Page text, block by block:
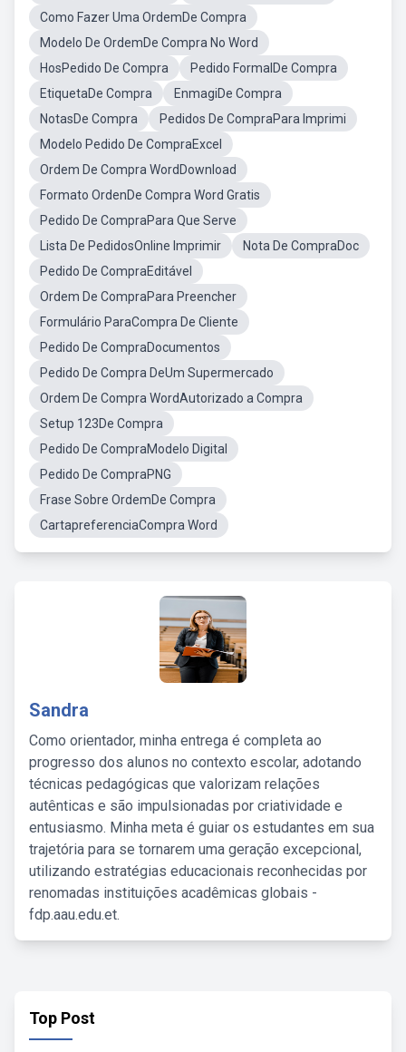
Como Fazer Uma OrdemDe Compra
Modelo De OrdemDe Compra No Word
HosPedido De Compra
Pedido FormalDe Compra
EtiquetaDe Compra
EnmagiDe Compra
NotasDe Compra
Pedidos De CompraPara Imprimi
Modelo Pedido De CompraExcel
Ordem De Compra WordDownload
Formato OrdenDe Compra Word Gratis
Pedido De CompraPara Que Serve
Lista De PedidosOnline Imprimir
Nota De CompraDoc
Pedido De CompraEditável
Ordem De CompraPara Preencher
Formulário ParaCompra De Cliente
Pedido De CompraDocumentos
Pedido De Compra DeUm Supermercado
Ordem De Compra WordAutorizado a Compra
Setup 123De Compra
Pedido De CompraModelo Digital
Pedido De CompraPNG
Frase Sobre OrdemDe Compra
CartapreferenciaCompra Word
Sandra
Como orientador, minha entrega é completa ao
progresso dos alunos no contexto escolar, adotando
técnicas pedagógicas que valorizam relações
autênticas e são impulsionadas por criatividade e
entusiasmo. Minha meta é guiar os estudantes em sua
trajetória para se tornarem uma geração excepcional,
utilizando estratégias educacionais reconhecidas por
renomadas instituições acadêmicas globais -
fdp.aau.edu.et.
Top Post